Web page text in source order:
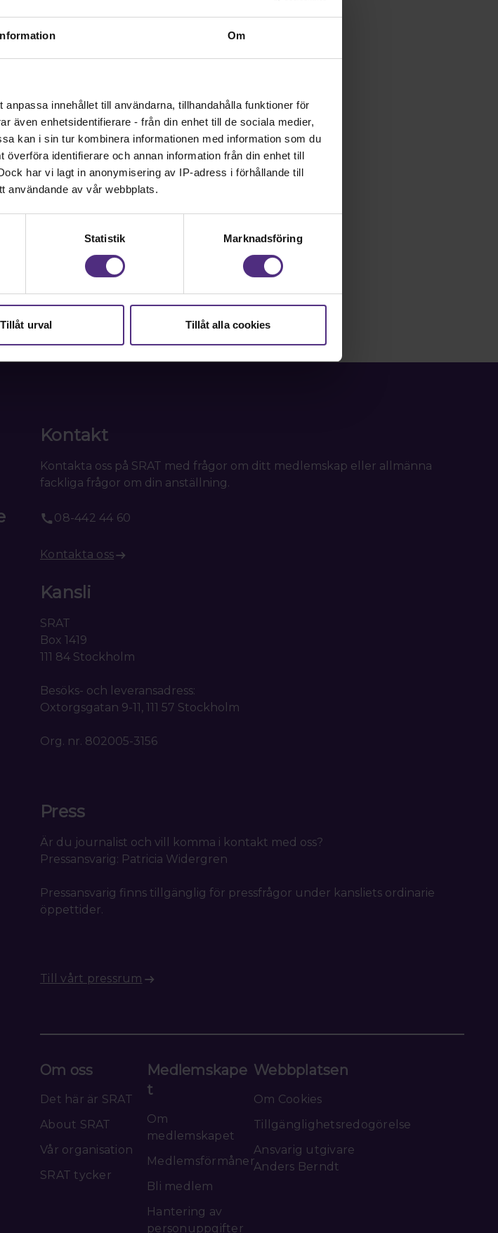
Om
innehållet till användarna, tillhandahålla funktioner för
även enhetsidentifierare - från din enhet till de sociala medier,
kan i sin tur kombinera informationen med information som du
identifierare och annan information från din enhet till
har vi lagt in anonymisering av IP-adress i förhållande till
användande av vår webbplats.
Statistik Marknadsföring
Tillåt urval Tillåt alla cookies
behöver ytterligare information är ni alltid
Kontakt
Kontakta oss på SRAT med frågor om ditt medlemskap eller allmänna
fackliga frågor om din anställning.
08-442 44 60
Kontakta oss
Kansli
SRAT
Box 1419
111 84 Stockholm
Besöks- och leveransadress:
Oxtorgsgatan 9-11, 111 57 Stockholm
Org. nr. 802005-3156
Press
Är du journalist och vill komma i kontakt med oss?
Pressansvarig: Patricia Widergren
Pressansvarig finns tillgänglig för pressfrågor under kansliets ordinarie
öppettider.
Till vårt pressrum
Om oss
Det här är SRAT
About SRAT
Vår organisation
SRAT tycker
Medlemskape
t
Om
medlemskapet
Medlemsförmåner
Bli medlem
Hantering av
personuppgifter
Webbplatsen
Om Cookies
Tillgänglighetsredogörelse
Ansvarig utgivare
Anders Berndt